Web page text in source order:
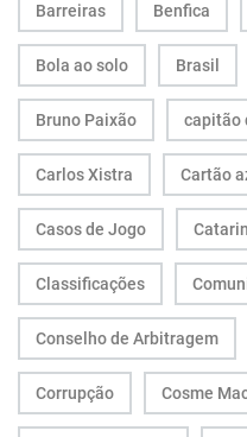
Barreiras Benfica
Bola ao solo Brasil
Bruno Paixão capitão
Carlos Xistra Cartão
Casos de Jogo
Classificações
Conselho de Arbitragem
Corrupção Cosme